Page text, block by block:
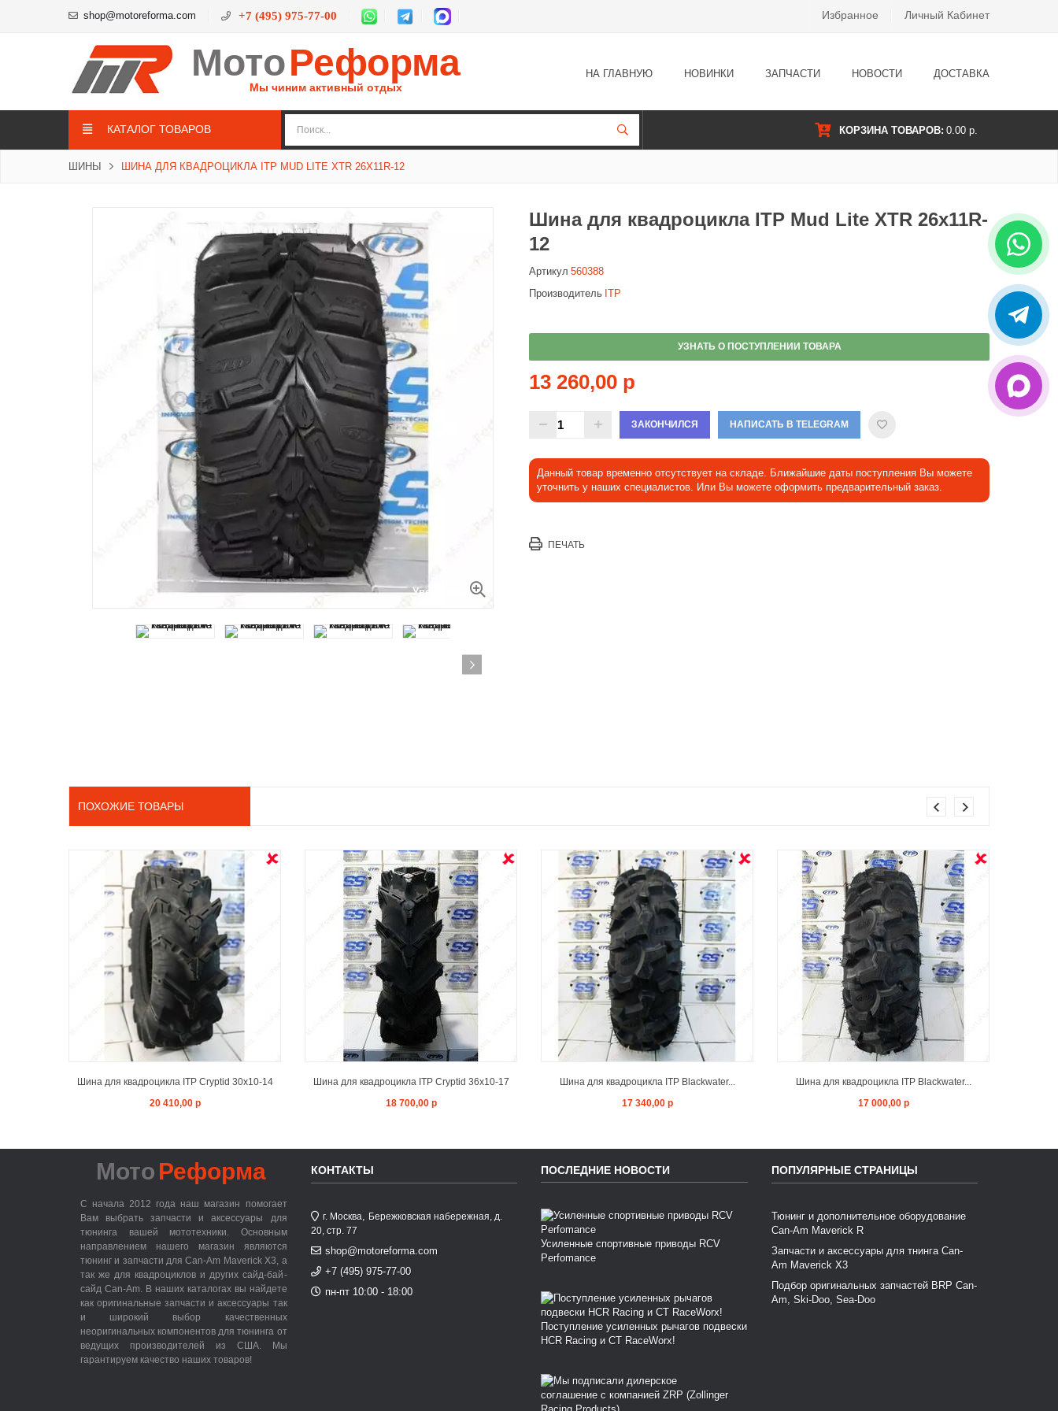
shop@motoreforma.com +7 (495) 975-77-00 Избранное Личный Кабинет
МотоРеформа
Мы чиним активный отдых
НА ГЛАВНУЮ НОВИНКИ ЗАПЧАСТИ НОВОСТИ ДОСТАВКА
КАТАЛОГ ТОВАРОВ КОРЗИНА ТОВАРОВ: 0.00 р.
ШИНЫ ШИНА ДЛЯ КВАДРОЦИКЛА ITP MUD LITE XTR 26X11R-12
Увеличить
Шина для квадроцикла ITP Mud Lite XTR 26x11R-
12
Артикул 560388
Производитель ITP
УЗНАТЬ О ПОСТУПЛЕНИИ ТОВАРА
13 260,00 р
ЗАКОНЧИЛСЯ НАПИСАТЬ В TELEGRAM
Данный товар временно отсутствует на складе. Ближайшие даты поступления Вы можете
уточнить у наших специалистов. Или Вы можете оформить предварительный заказ.
ПЕЧАТЬ
ПОХОЖИЕ ТОВАРЫ
Шина для квадроцикла ITP Cryptid 30x10-14
20 410,00 р
OUT STOCK
Шина для квадроцикла ITP Cryptid 36x10-17
18 700,00 р
OUT STOCK
Шина для квадроцикла ITP Blackwater...
17 340,00 р
OUT STOCK
Шина для квадроцикла ITP Blackwater...
17 000,00 р
OUT STOCK
Мото Реформа
С начала 2012 года наш магазин помогает
Вам выбрать запчасти и аксессуары для
тюнинга вашей мототехники. Основным
направлением нашего магазин являются
тюнинг и запчасти для Can-Am Maverick X3, а
так же для квадроциклов и других сайд-бай-
сайд Can-Am. В наших каталогах вы найдете
как оригинальные запчасти и аксессуары так
и широкий выбор качественных
неоригинальных компонентов для тюнинга от
ведущих производителей из США. Мы
гарантируем качество наших товаров!
КОНТАКТЫ
г. Москва, Бережковская набережная, д.
20, стр. 77
shop@motoreforma.com
+7 (495) 975-77-00
пн-пт 10:00 - 18:00
ПОСЛЕДНИЕ НОВОСТИ
Усиленные спортивные приводы RCV
Perfomance
Поступление усиленных рычагов подвески
HCR Racing и CT RaceWorx!
ПОПУЛЯРНЫЕ СТРАНИЦЫ
Тюнинг и дополнительное оборудование
Can-Am Maverick R
Запчасти и аксессуары для тнинга Can-
Am Maverick X3
Подбор оригинальных запчастей BRP Can-
Am, Ski-Doo, Sea-Doo